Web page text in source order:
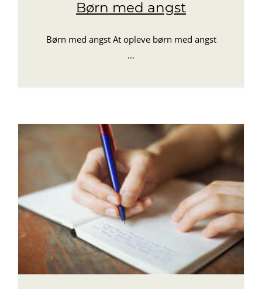
Børn med angst
Børn med angst At opleve børn med angst
...